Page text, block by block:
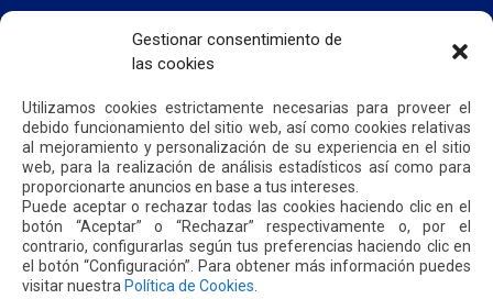
Gestionar consentimiento de
las cookies
Utilizamos cookies estrictamente necesarias para proveer el
debido funcionamiento del sitio web, así como cookies relativas
al mejoramiento y personalización de su experiencia en el sitio
web, para la realización de análisis estadísticos así como para
proporcionarte anuncios en base a tus intereses.
Puede aceptar o rechazar todas las cookies haciendo clic en el
botón “Aceptar” o “Rechazar” respectivamente o, por el
contrario, configurarlas según tus preferencias haciendo clic en
el botón “Configuración”. Para obtener más información puedes
visitar nuestra Política de Cookies
SOMOS QUIPORT
SOSTENIBILIDAD
CONTÁCTENOS
POLÍTICA DE PRIVACIDADPOLÍTICA DE COOKIES
Dirección: Parroquia Tababela S/N vía a Yaruquí. Aeropuerto